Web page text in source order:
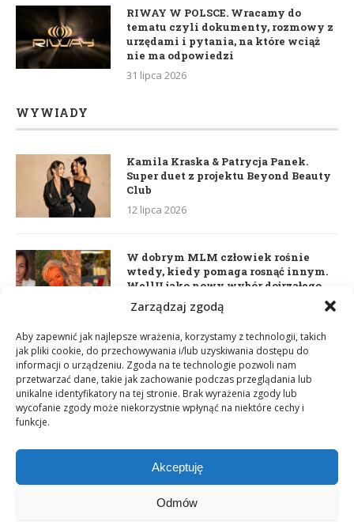
Zarządzaj zgodą
Aby zapewnić jak najlepsze wrażenia, korzystamy z technologii, takich
jak pliki cookie, do przechowywania i/lub uzyskiwania dostępu do
informacji o urządzeniu. Zgoda na te technologie pozwoli nam
przetwarzać dane, takie jak zachowanie podczas przeglądania lub
unikalne identyfikatory na tej stronie. Brak wyrażenia zgody lub
wycofanie zgody może niekorzystnie wpłynąć na niektóre cechy i
funkcje.
Akceptuję
Odmów
RIWAY W POLSCE. Wracamy do
tematu czyli dokumenty, rozmowy z
urzędami i pytania, na które wciąż
nie ma odpowiedzi
31 lipca 2026
WYWIADY
Kamila Kraska & Patrycja Panek.
Super duet z projektu Beyond Beauty
Club
12 lipca 2026
W dobrym MLM człowiek rośnie
wtedy, kiedy pomaga rosnąć innym.
WellU jako nowy wybór dojrzałego
lidera
Daria Dudzik. Kocham Cię
17 kwietnia 2026